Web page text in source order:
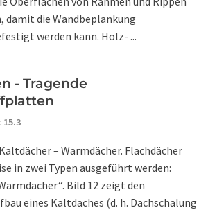
damit die Wandbeplankung
werden kann. Holz- ...
- Tragende
– Warmdächer. Flachdächer
in zwei Typen ausgeführt werden:
Bild 12 zeigt den
eines Kaltdaches (d. h. Dachschalung